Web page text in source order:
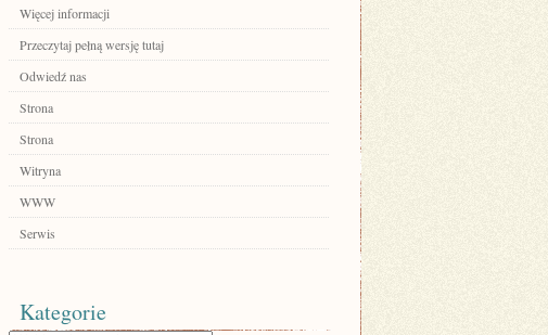
Więcej informacji
Przeczytaj pełną wersję tutaj
Odwiedź nas
Strona
Strona
Witryna
WWW
Serwis
Kategorie